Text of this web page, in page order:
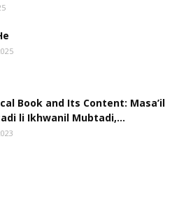
Book and Its Content: Masa’il
li Ikhwanil Mubtadi,...